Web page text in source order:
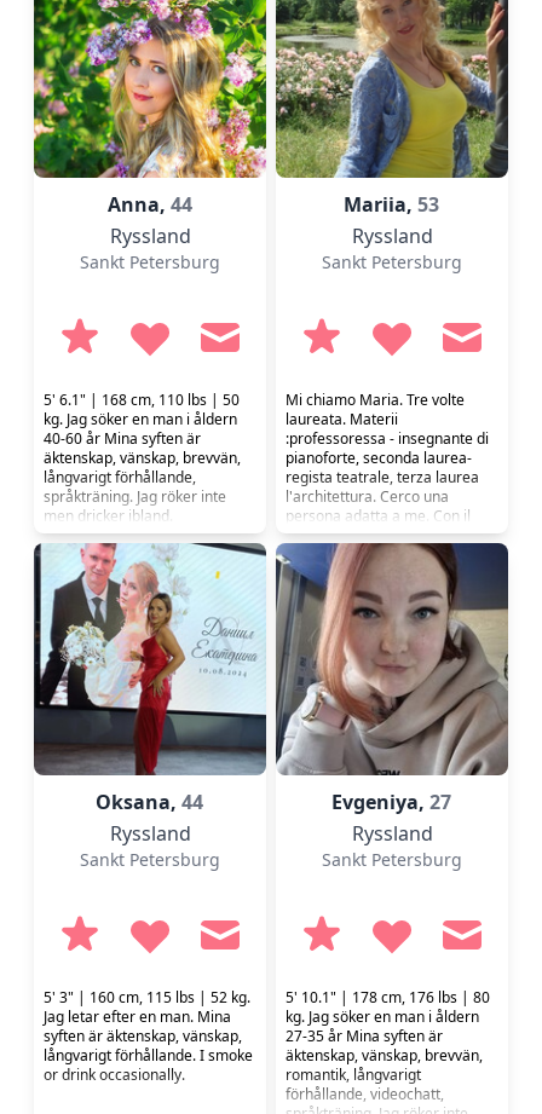
Anna, 44
Ryssland
Sankt Petersburg
5' 6.1" | 168 cm, 110 lbs | 50
kg. Jag söker en man i åldern
40-60 år Mina syften är
äktenskap, vänskap, brevvän,
långvarigt förhållande,
språkträning. Jag röker inte
men dricker ibland.
Mariia,53
Ryssland
Sankt Petersburg
Mi chiamo Maria. Tre volte
laureata. Materii
:professoressa - insegnante di
pianoforte, seconda laurea-
regista teatrale, terza laurea
l'architettura. Cerco una
persona adatta a me. Con il
pensiero nello stesso direzione
mio e di stesso livello culturale.
Con chi posso andare vedere le
mostre di pittura dei famosi
artisti, godere le spettacoli
d'opera lirica e balletto
classico. Viaggiare con per...
Oksana,44
Ryssland
Sankt Petersburg
5' 3" | 160 cm, 115 lbs | 52 kg.
Jag letar efter en man. Mina
syften är äktenskap, vänskap,
långvarigt förhållande. I smoke
or drink occasionally.
Evgeniya,27
Ryssland
Sankt Petersburg
5' 10.1" | 178 cm, 176 lbs | 80
kg. Jag söker en man i åldern
27-35 år Mina syften är
äktenskap, vänskap, brevvän,
romantik, långvarigt
förhållande, videochatt,